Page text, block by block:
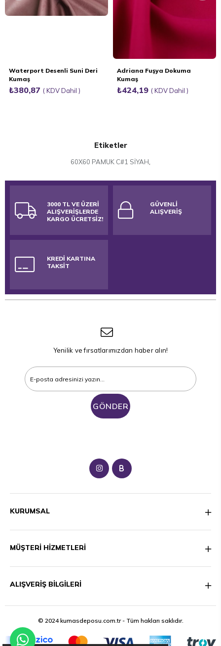
Waterport Desenli Suni Deri
Kumaş
₺380,87 KDV Dahil
Adriana Fuşya Dokuma
Kumaş
₺424,19 KDV Dahil
Etiketler
60X60 PAMUK C#1 SİYAH
3000 TL VE ÜZERİ
ALIŞVERİŞLERDE
KARGO ÜCRETSİZ!
GÜVENLİ
ALIŞVERİŞ
KREDİ KARTINA
TAKSİT
Yenilik ve fırsatlarımızdan haber alın!
GÖNDER
B
KURUMSAL
MÜŞTERİ HİZMETLERİ
ALIŞVERİŞ BİLGİLERİ
© 2024 kumasdeposu.com.tr - Tüm hakları saklıdır.